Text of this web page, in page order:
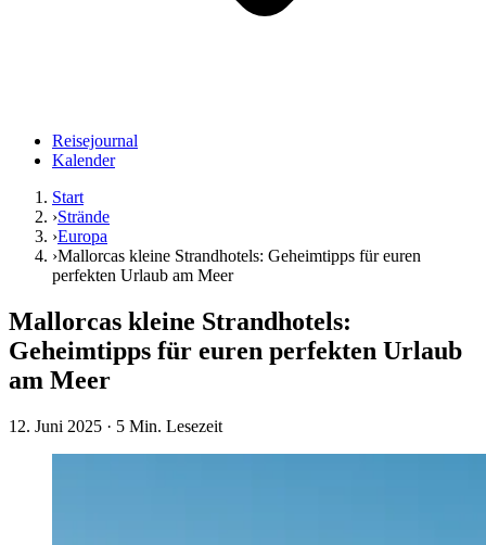
Reisejournal
Kalender
Start
›Strände
›Europa
›Mallorcas kleine Strandhotels: Geheimtipps für euren
perfekten Urlaub am Meer
Mallorcas kleine Strandhotels:
Geheimtipps für euren perfekten Urlaub
am Meer
12. Juni 2025 · 5 Min. Lesezeit